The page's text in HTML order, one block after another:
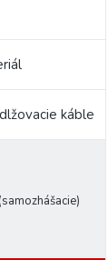
káble